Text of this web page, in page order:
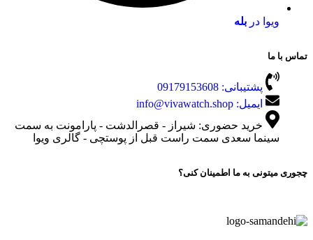
ویوا در بله
تماس با ما
پشتیبانی: 09179153608
ایمیل: info@vivawatch.shop
خرید حضوری: شیراز - قصرالدشت - پارامونت به سمت
سینما سعدی سمت راست قبل از پوستچی - گالری ویوا
چجوری میتونی به ما اطمینان کنی؟